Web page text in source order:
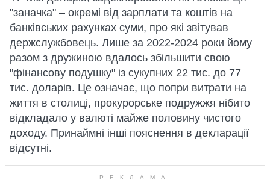
"заначка" – окремі від зарплати та коштів на
банківських рахунках суми, про які звітував
держслужбовець. Лише за 2022-2024 роки йому
разом з дружиною вдалось збільшити свою
"фінансову подушку" із сукупних 22 тис. до 77
тис. доларів. Це означає, що попри витрати на
життя в столиці, прокурорське подружжя нібито
відкладало у валюті майже половину чистого
доходу. Принаймні інші пояснення в декларації
відсутні.